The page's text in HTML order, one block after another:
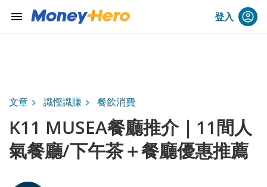
menu 登入
文章 識慳識賺 餐飲消費
K11 MUSEA餐廳推介｜11間人
氣餐廳/下午茶＋餐廳優惠推薦